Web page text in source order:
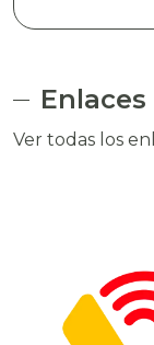
el cobro de
usuario.
Ver todas los